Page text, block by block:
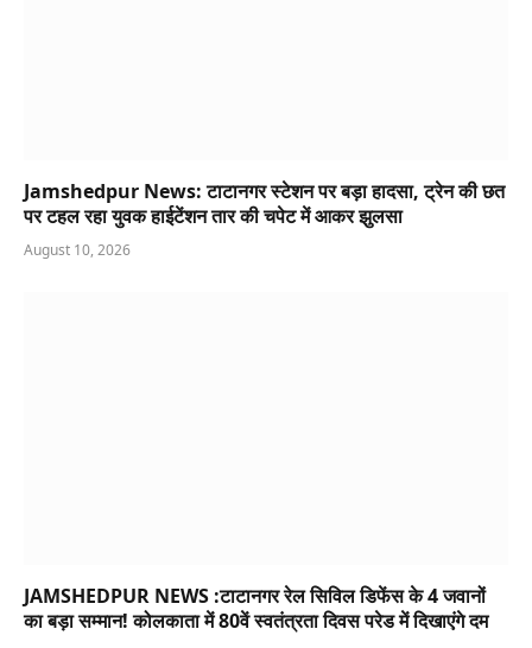
Jamshedpur News: टाटानगर स्टेशन पर बड़ा हादसा, ट्रेन की छत
पर टहल रहा युवक हाईटेंशन तार की चपेट में आकर झुलसा
August 10, 2026
JAMSHEDPUR NEWS :टाटानगर रेल सिविल डिफेंस के 4 जवानों
का बड़ा सम्मान! कोलकाता में 80वें स्वतंत्रता दिवस परेड में दिखाएंगे दम